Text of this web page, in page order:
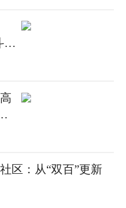
门
区：从“双百”更新